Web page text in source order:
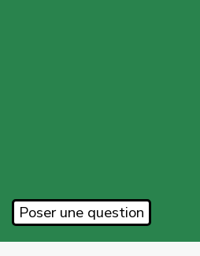
Poser une question